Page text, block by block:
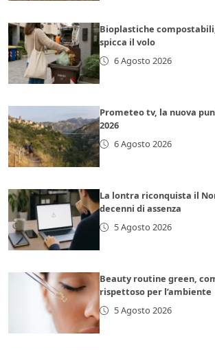
Bioplastiche
spicca il volo
6 Agosto 2026
Prometeo tv, la nuova
2026
6 Agosto 2026
La lontra riconquista il
decenni di assenza
5 Agosto 2026
Beauty routine green,
rispettoso per l’ambiente
5 Agosto 2026